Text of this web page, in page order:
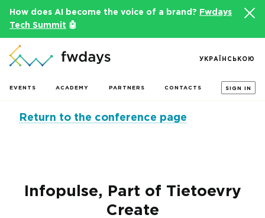
How does AI become the voice of a brand?
Fwdays
Tech Summit 🤖
EVENTS ACADEMY PARTNERS CONTACTS SIGN IN
УКРАЇНСЬКОЮ
Return to the conference page
Infopulse, Part of Tietoevry
Create